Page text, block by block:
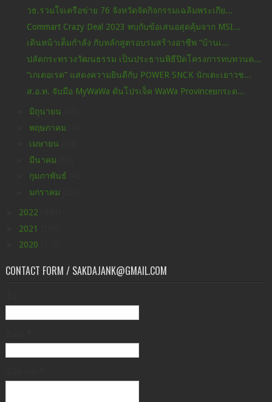
วธ.รวมใจเครือข่าย 76 จังหวัดจัดกิจกรรมเฉลิมพระเกีย...
Commart Crazy Deal 2023 พบกับข้อเสนอสุดคุ้มจาก MSI...
เดินหน้าเต็มกำลัง กับหลักสูตรอบรมสร้างอาชีพ “บ้านเ...
ปลัดกระทรวงวัฒนธรรม เป็นประธานพิธีปิดโครงการทบทวนค...
“เกเตอเรด” แสดงความยินดีกับ POWER SNCK นักเตะเยาวช...
ส.อ.ท. จับมือ MyWaWa ดันโปรเจ็ค WaWa Provinceยกระด...
มิถุนายน
พฤษภาคม
เมษายน
มีนาคม
กุมภาพันธ์
มกราคม
2022
2021
2020
CONTACT FORM / SAKDAJANK@GMAIL.COM